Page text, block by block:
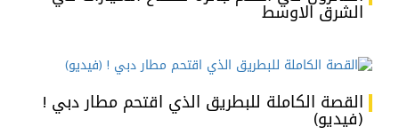
الشرق الاوسط
القصة الكاملة للبطريق الذي اقتحم مطار دبي !
(فيديو)